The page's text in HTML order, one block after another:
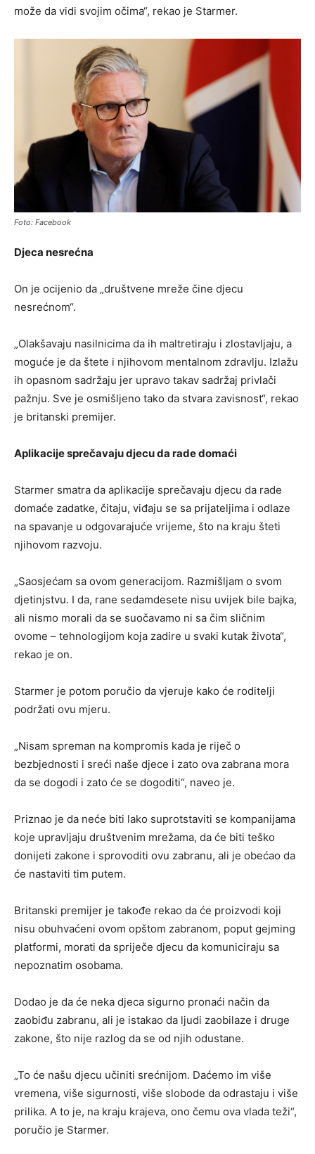
može da vidi svojim očima“, rekao je Starmer.
Foto: Facebook
Djeca nesrećna
On je ocijenio da „društvene mreže čine djecu
nesrećnom“.
„Olakšavaju nasilnicima da ih maltretiraju i zlostavljaju, a
moguće je da štete i njihovom mentalnom zdravlju. Izlažu
ih opasnom sadržaju jer upravo takav sadržaj privlači
pažnju. Sve je osmišljeno tako da stvara zavisnost“, rekao
je britanski premijer.
Aplikacije sprečavaju djecu da rade domaći
Starmer smatra da aplikacije sprečavaju djecu da rade
domaće zadatke, čitaju, viđaju se sa prijateljima i odlaze
na spavanje u odgovarajuće vrijeme, što na kraju šteti
njihovom razvoju.
„Saosjećam sa ovom generacijom. Razmišljam o svom
djetinjstvu. I da, rane sedamdesete nisu uvijek bile bajka,
ali nismo morali da se suočavamo ni sa čim sličnim
ovome – tehnologijom koja zadire u svaki kutak života“,
rekao je on.
Starmer je potom poručio da vjeruje kako će roditelji
podržati ovu mjeru.
„Nisam spreman na kompromis kada je riječ o
bezbjednosti i sreći naše djece i zato ova zabrana mora
da se dogodi i zato će se dogoditi“, naveo je.
Priznao je da neće biti lako suprotstaviti se kompanijama
koje upravljaju društvenim mrežama, da će biti teško
donijeti zakone i sprovoditi ovu zabranu, ali je obećao da
će nastaviti tim putem.
Britanski premijer je takođe rekao da će proizvodi koji
nisu obuhvaćeni ovom opštom zabranom, poput gejming
platformi, morati da spriječe djecu da komuniciraju sa
nepoznatim osobama.
Dodao je da će neka djeca sigurno pronaći način da
zaobiđu zabranu, ali je istakao da ljudi zaobilaze i druge
zakone, što nije razlog da se od njih odustane.
„To će našu djecu učiniti srećnijom. Daćemo im više
vremena, više sigurnosti, više slobode da odrastaju i više
prilika. A to je, na kraju krajeva, ono čemu ova vlada teži“,
poručio je Starmer.